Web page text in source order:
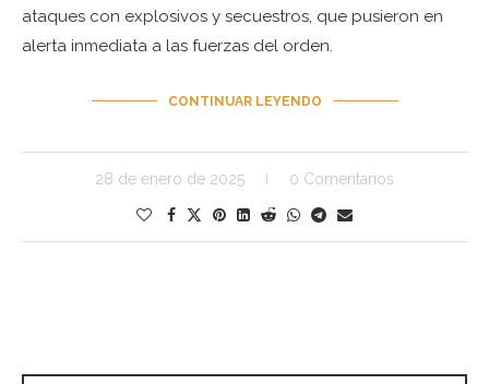
ataques con explosivos y secuestros, que pusieron en
alerta inmediata a las fuerzas del orden.
CONTINUAR LEYENDO
28 de enero de 2025 0 Comentarios